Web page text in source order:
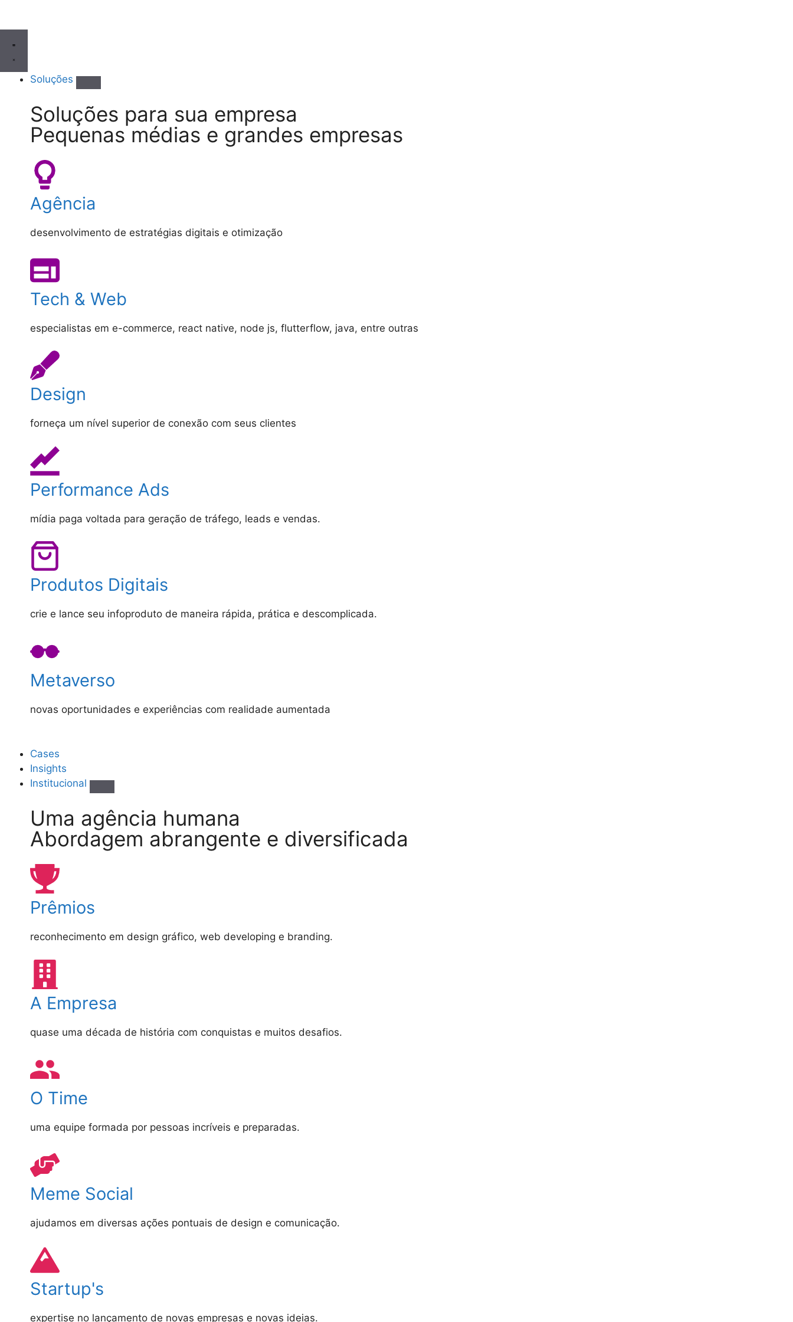
Soluções
Soluções para sua empresa
Pequenas médias e grandes empresas
Agência
desenvolvimento de estratégias digitais e otimização
Tech & Web
especialistas em e-commerce, react native, node js, flutterflow, java, entre outras
Design
forneça um nível superior de conexão com seus clientes
Performance Ads
mídia paga voltada para geração de tráfego, leads e vendas.
Produtos Digitais
crie e lance seu infoproduto de maneira rápida, prática e descomplicada.
Metaverso
novas oportunidades e experiências com realidade aumentada
Cases
Insights
Institucional
Uma agência humana
Abordagem abrangente e diversificada
Prêmios
reconhecimento em design gráfico, web developing e branding.
A Empresa
quase uma década de história com conquistas e muitos desafios.
O Time
uma equipe formada por pessoas incríveis e preparadas.
Meme Social
ajudamos em diversas ações pontuais de design e comunicação.
Startup's
expertise no lançamento de novas empresas e novas ideias.